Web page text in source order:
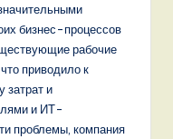
бизнес-процессов
рабочие
приводило к
затрат и
и ИТ-
проблемы, компания